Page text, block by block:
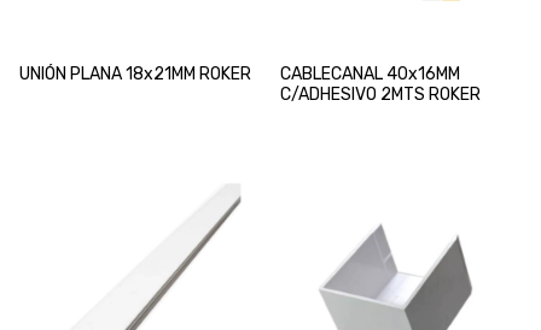
UNIÓN PLANA 18x21MM ROKER
CABLECANAL 40x16MM
C/ADHESIVO 2MTS ROKER